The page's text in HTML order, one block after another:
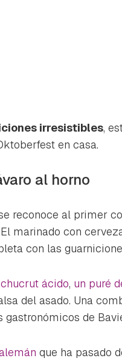
primero has de iniciar
CANCELAR
irresistibles,
en casa.
al horno
reconoce al primer
marinado con
con las
chucrut ácido, un puré
del asado. Una
de
que ha pasado
enviado
a nuestro boletín.
ACEPTAR